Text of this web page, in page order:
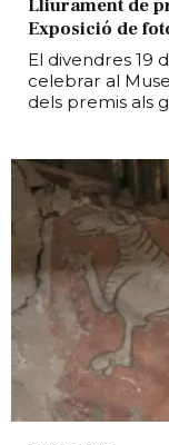
Lliurament de
Exposició de
El divendres 19
celebrar al
dels premis als